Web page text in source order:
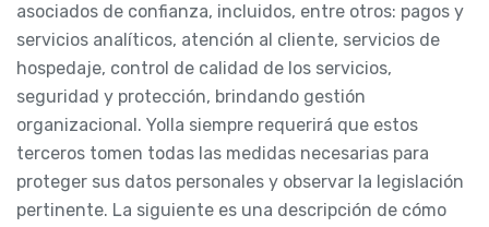
asociados de confianza, incluidos, entre otros: pagos y
servicios analíticos, atención al cliente, servicios de
hospedaje, control de calidad de los servicios,
seguridad y protección, brindando gestión
organizacional. Yolla siempre requerirá que estos
terceros tomen todas las medidas necesarias para
proteger sus datos personales y observar la legislación
pertinente. La siguiente es una descripción de cómo